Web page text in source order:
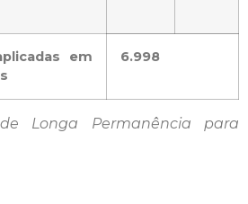
em
6.998
Longa Permanência para